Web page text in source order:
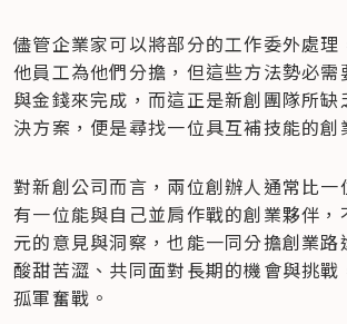
儘管企業家可以將部分的工作委外處理
他員工為他們分擔，但這些方法勢必需
與金錢來完成，而這正是新創團隊所缺
決方案，便是尋找一位具互補技能的創
對新創公司而言，兩位創辦人通常比
有一位能與自己並肩作戰的創業夥伴，
元的意見與洞察，也能一同分擔創業路
酸甜苦澀、共同面對長期的機會與挑戰
孤軍奮戰。